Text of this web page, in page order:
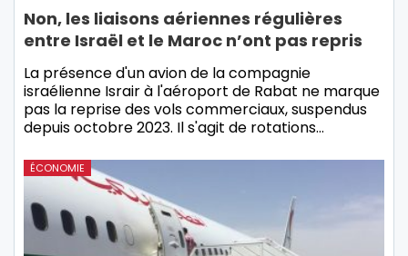
Non, les liaisons aériennes régulières
entre Israël et le Maroc n’ont pas repris
La présence d'un avion de la compagnie
israélienne Israir à l'aéroport de Rabat ne marque
pas la reprise des vols commerciaux, suspendus
depuis octobre 2023. Il s'agit de rotations…
ÉCONOMIE